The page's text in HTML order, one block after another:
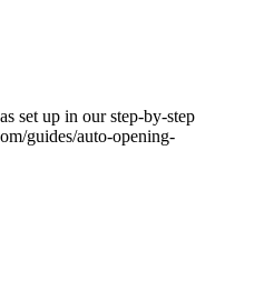
set up in our step-by-step
guides/auto-opening-